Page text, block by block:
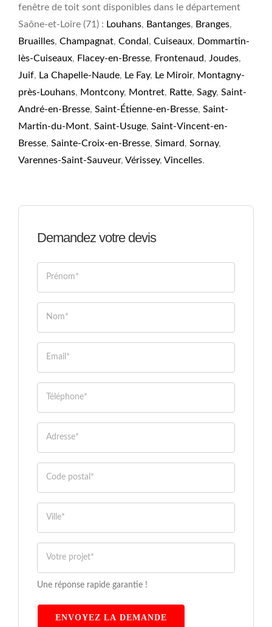
fenêtre de toit sont disponibles dans le département
Saône-et-Loire (71) : Louhans, Bantanges, Branges,
Bruailles, Champagnat, Condal , Cuiseaux, Dommartin-
lès-Cuiseaux, Flacey-en-Bresse, Frontenaud, Joudes,
Juif, La Chapelle-Naude, Le Fay, Le Miroir, Montagny-
près-Louhans, Montcony, Montret, Ratte, Sagy, Saint-
André-en-Bresse, Saint-Étienne-en-Bresse, Saint-
Martin-du-Mont, Saint-Usuge, Saint-Vincent-en-
Bresse, Sainte-Croix-en-Bresse, Simard, Sornay,
Varennes-Saint-Sauveur, Vérissey, Vincelles.
Demandez votre devis
Une réponse rapide garantie !
ENVOYEZ LA DEMANDE